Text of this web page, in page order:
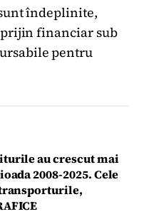
îndeplinite,
financiar sub
pentru
au crescut mai
2008-2025. Cele